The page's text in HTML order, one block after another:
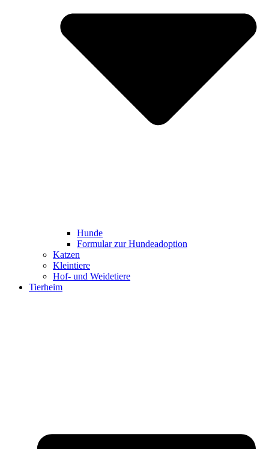
Hunde
Formular zur Hundeadoption
Katzen
Kleintiere
Hof- und Weidetiere
Tierheim